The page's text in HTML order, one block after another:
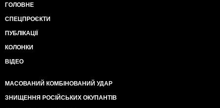
ГОЛОВНЕ
СПЕЦПРОЄКТИ
ПУБЛІКАЦІЇ
КОЛОНКИ
ВІДЕО
МАСОВАНИЙ КОМБІНОВАНИЙ УДАР
ЗНИЩЕННЯ РОСІЙСЬКИХ ОКУПАНТІВ